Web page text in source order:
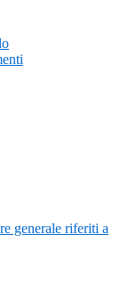
generale riferiti a